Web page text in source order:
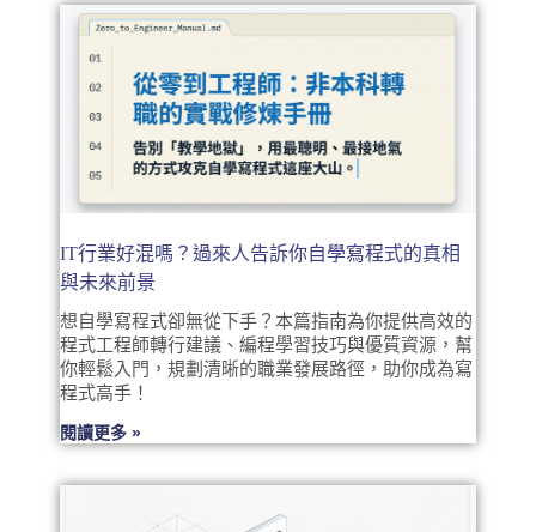
IT行業好混嗎？過來人告訴你自學寫程式的真相
與未來前景
想自學寫程式卻無從下手？本篇指南為你提供高效的
程式工程師轉行建議、編程學習技巧與優質資源，幫
你輕鬆入門，規劃清晰的職業發展路徑，助你成為寫
程式高手！
閱讀更多 »